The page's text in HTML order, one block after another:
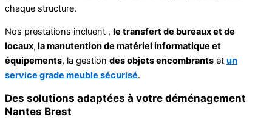
chaque structure.
Nos prestations incluent , le transfert de bureaux et de
locaux, la manutention de matériel informatique et
équipements, la gestion des objets encombrants et un
service grade meuble sécurisé.
Des solutions adaptées à votre déménagement
Nantes Brest